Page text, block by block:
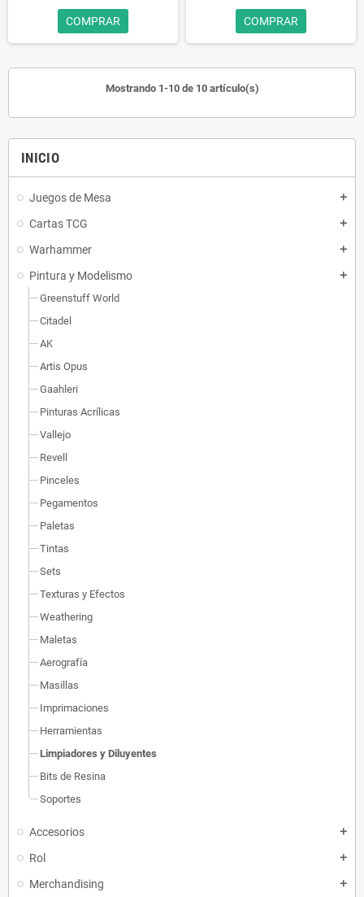
INICIO
Juegos de Mesa add
Cartas TCG add
Warhammer add
Pintura y Modelismo add
Greenstuff World
Citadel
AK
Artis Opus
Gaahleri
Pinturas Acrílicas
Vallejo
Revell
Pinceles
Pegamentos
Paletas
Tintas
Sets
Texturas y Efectos
Weathering
Maletas
Aerografía
Masillas
Imprimaciones
Herramientas
Limpiadores y Diluyentes
Bits de Resina
Soportes
Accesorios add
Rol add
Merchandising add
COMPRAR COMPRAR
Mostrando 1-10 de 10 artículo(s)